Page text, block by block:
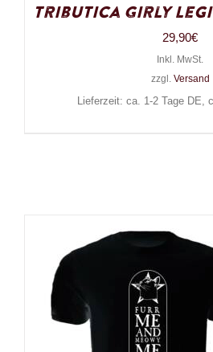
Tributica Girly
29,90€
Inkl. MwSt.
zzgl. Versand
Lieferzeit: ca. 1-2 Tage DE,